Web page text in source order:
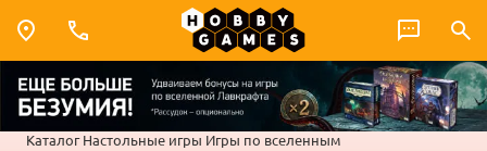
Каталог Настольные игры Игры по вселенным